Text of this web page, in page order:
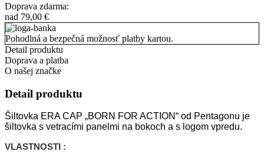
Doprava zdarma:
nad 79,00 €
Pohodlná a bezpečná možnosť platby kartou.
Detail produktu
Doprava a platba
O našej značke
Detail produktu
Šiltovka ERA CAP „BORN FOR ACTION“ od Pentagonu je
šiltovka s vetracími panelmi na bokoch a s logom vpredu.
VLASTNOSTI :